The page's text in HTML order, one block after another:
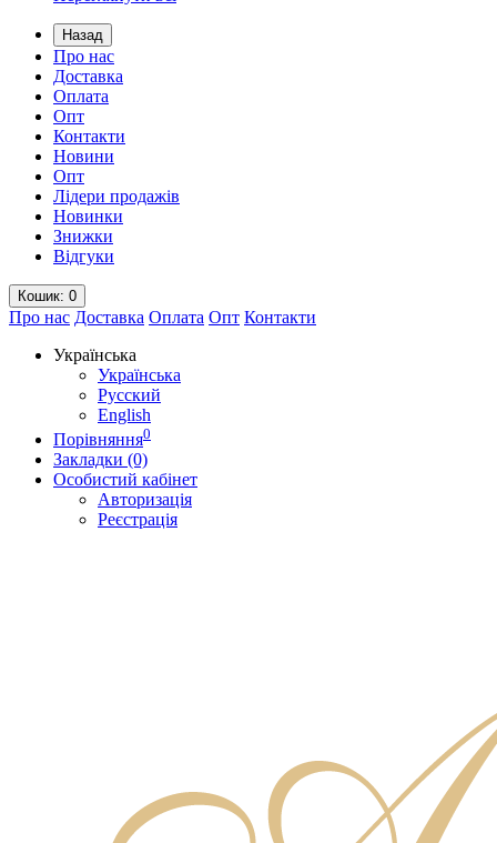
Назад
Про нас
Доставка
Оплата
Опт
Контакти
Новини
Опт
Лідери продажів
Новинки
Знижки
Відгуки
Кошик: 0
Про нас Доставка Оплата Опт Контакти
Українська
Українська
Русский
English
Порівняння0
Закладки (0)
Особистий кабінет
Авторизація
Реєстрація